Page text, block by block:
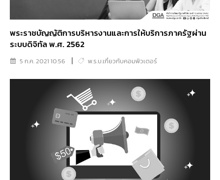
พระราชบัญญัติการบริหารงานและการให้บริการภาครัฐผ่าน
ระบบดิจิทัล พ.ศ. 2562
5 ก.ค. 2021 10:56 พ.ร.บ.เกี่ยวกับคอมพิวเตอร์